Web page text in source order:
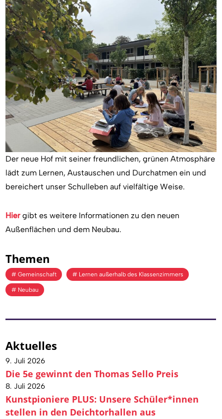
Der neue Hof mit seiner freundlichen, grünen Atmosphäre
lädt zum Lernen, Austauschen und Durchatmen ein und
bereichert unser Schulleben auf vielfältige Weise.
Hier gibt es weitere Informationen zu den neuen
Außenflächen und dem Neubau.
Themen
Gemeinschaft Lernen außerhalb des Klassenzimmers
Neubau
Aktuelles
9. Juli 2026
Die 5e gewinnt den Thomas Sello Preis
8. Juli 2026
Kunstpioniere PLUS: Unsere Schüler*innen
stellen in den Deichtorhallen aus